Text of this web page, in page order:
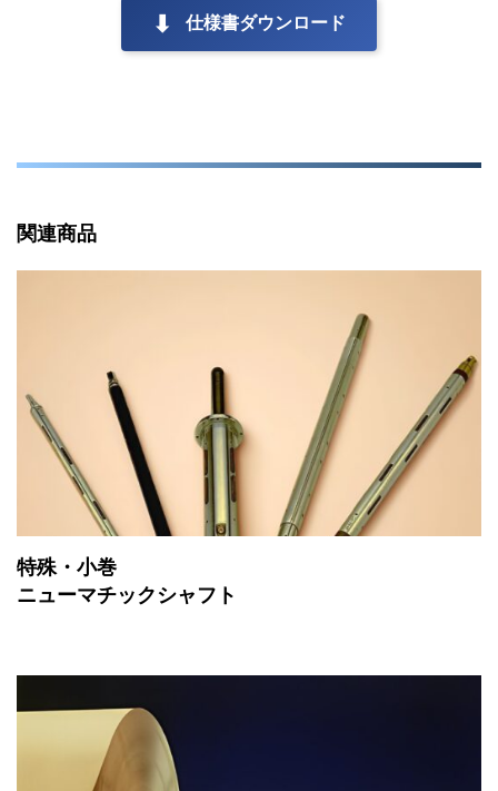
⬇ 仕様書ダウンロード
関連商品
特殊・小巻
ニューマチックシャフト